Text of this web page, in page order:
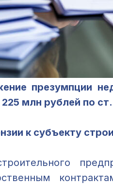
презумпции
млн рублей по
к субъекту